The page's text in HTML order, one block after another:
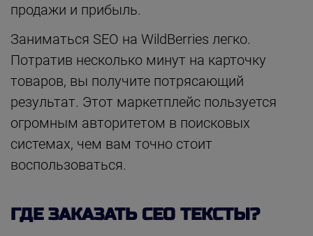
продажи и прибыль.
Заниматься SEO на WildBerries легко.
Потратив несколько минут на карточку
товаров, вы получите потрясающий
результат. Этот маркетплейс пользуется
огромным авторитетом в поисковых
системах, чем вам точно стоит
воспользоваться.
ГДЕ ЗАКАЗАТЬ СЕО ТЕКСТЫ?